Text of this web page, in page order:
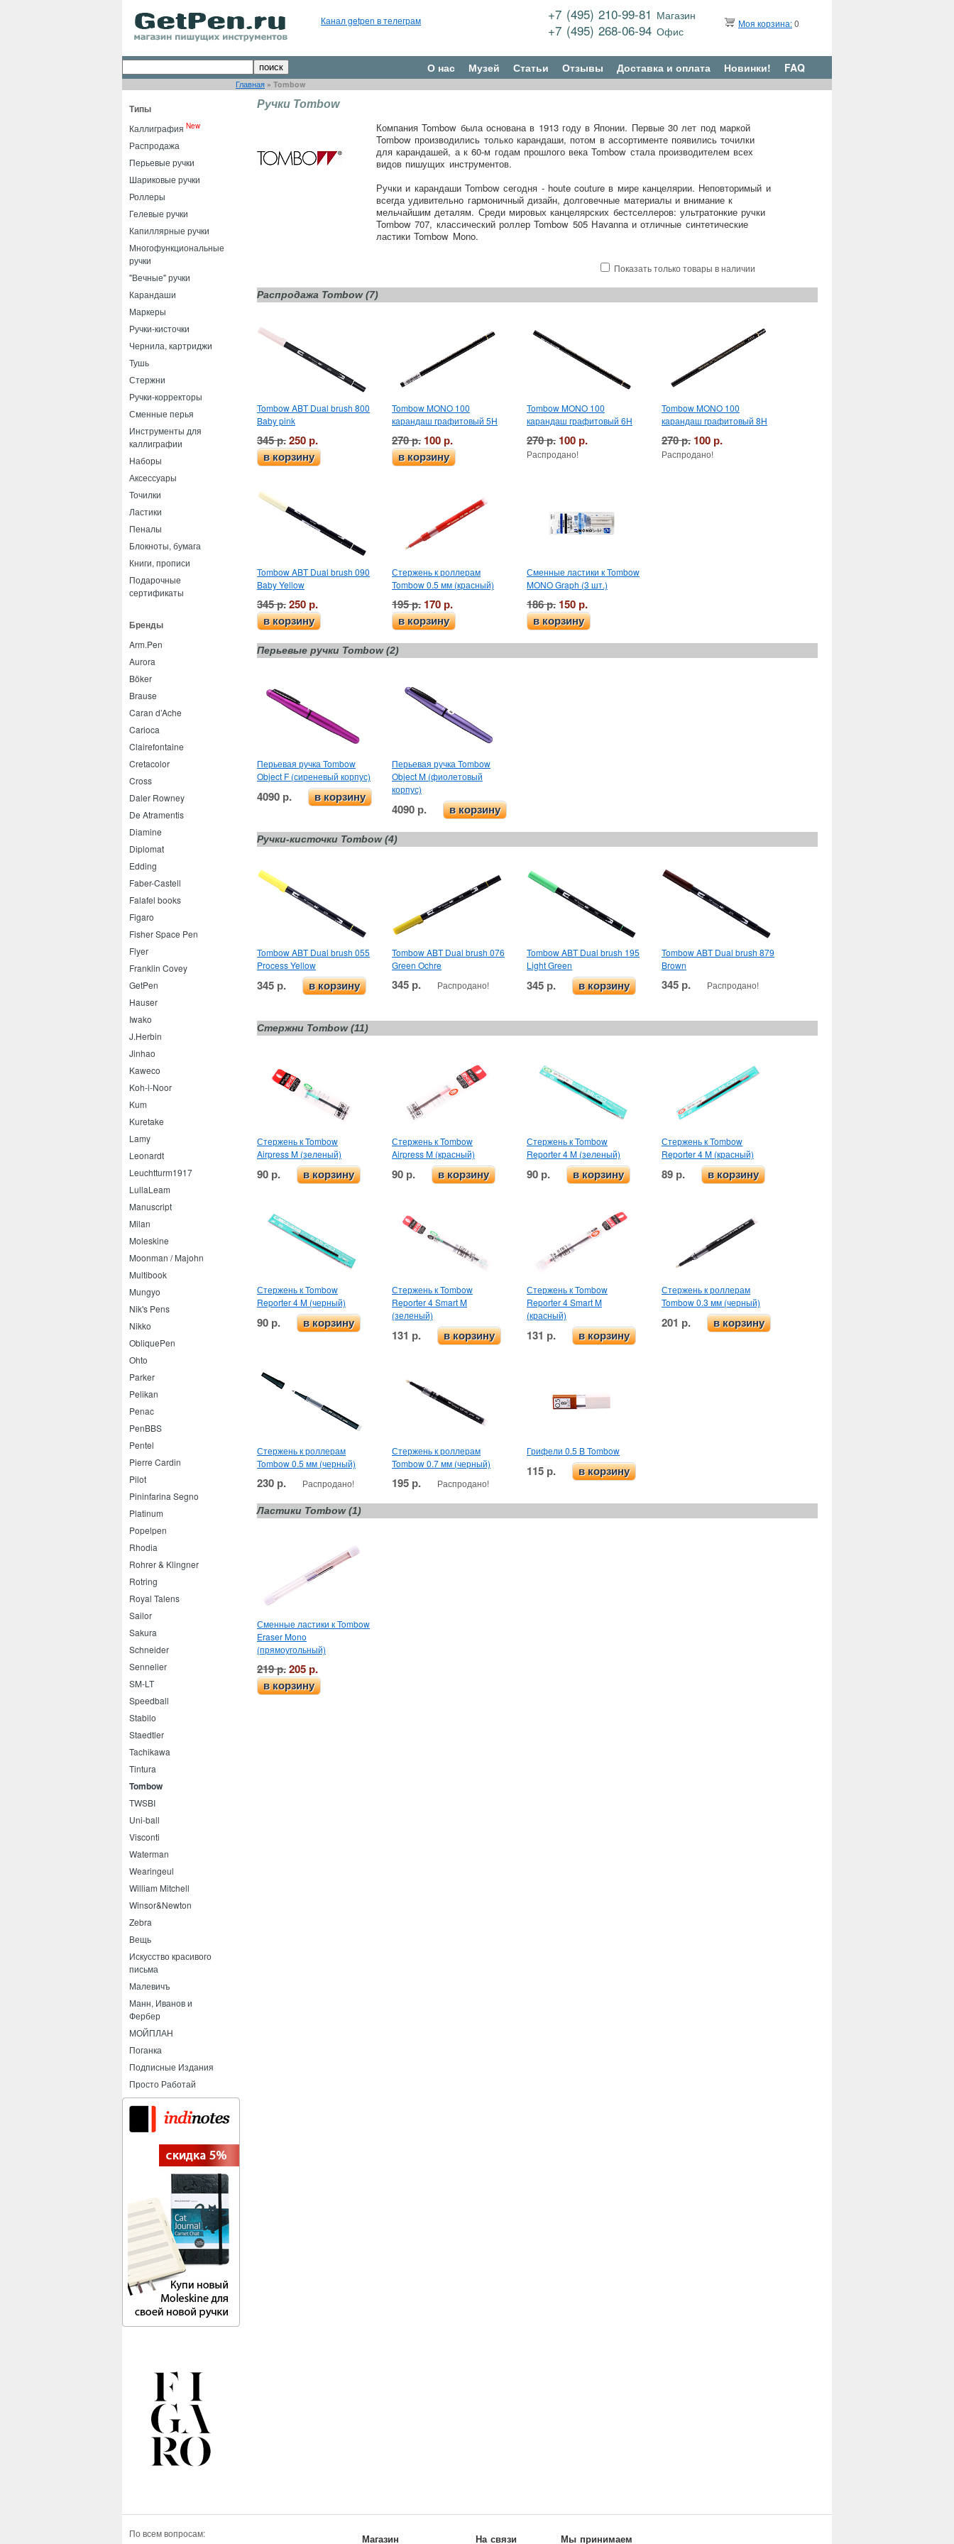
Канал getpen в телеграм +7 (495) 210-99-81 Магазин
+7 (495) 268-06-94Офис
Моя корзина:0
О нас Музей Статьи Отзывы Доставка и оплата Новинки! FAQ
Главная » Tombow
Типы
Каллиграфия New
Распродажа
Перьевые ручки
Шариковые ручки
Роллеры
Гелевые ручки
Капиллярные ручки
Многофункциональные
ручки
"Вечные" ручки
Карандаши
Маркеры
Ручки-кисточки
Чернила, картриджи
Тушь
Стержни
Ручки-корректоры
Сменные перья
Инструменты для
каллиграфии
Наборы
Аксессуары
Точилки
Ластики
Пеналы
Блокноты, бумага
Книги, прописи
Подарочные
сертификаты
Бренды
Arm.Pen
Aurora
Böker
Brause
Caran d’Ache
Carioca
Clairefontaine
Cretacolor
Cross
Daler Rowney
De Atramentis
Diamine
Diplomat
Edding
Faber-Castell
Falafel books
Figaro
Fisher Space Pen
Flyer
Franklin Covey
GetPen
Hauser
Iwako
J.Herbin
Jinhao
Kaweco
Koh-i-Noor
Kum
Kuretake
Lamy
Leonardt
Leuchtturm1917
LullaLeam
Manuscript
Milan
Moleskine
Moonman / Majohn
Multibook
Mungyo
Nik's Pens
Nikko
ObliquePen
Ohto
Parker
Pelikan
Penac
PenBBS
Pentel
Pierre Cardin
Pilot
Pininfarina Segno
Platinum
Popelpen
Rhodia
Rohrer & Klingner
Rotring
Royal Talens
Sailor
Sakura
Schneider
Sennelier
SM-LT
Speedball
Stabilo
Staedtler
Tachikawa
Tintura
Tombow
TWSBI
Uni-ball
Visconti
Waterman
Wearingeul
William Mitchell
Winsor&Newton
Zebra
Вещь
Искусство красивого
письма
Малевичъ
Манн, Иванов и
Фербер
МОЙПЛАН
Поганка
Подписные Издания
Просто Работай
Ручки Tombow
Компания Tombow была основана в 1913 году в Японии. Первые 30 лет под маркой
Tombow производились только карандаши, потом в ассортименте появились точилки
для карандашей, а к 60-м годам прошлого века Tombow стала производителем всех
видов пишущих инструментов.
Ручки и карандаши Tombow сегодня - houte couture в мире канцелярии. Неповторимый и
всегда удивительно гармоничный дизайн, долговечные материалы и внимание к
мельчайшим деталям. Среди мировых канцелярских бестселлеров: ультратонкие ручки
Tombow 707, классический роллер Tombow 505 Havanna и отличные синтетические
ластики Tombow Mono.
Показать только товары в наличии
Распродажа Tombow (7)
Tombow ABT Dual brush 800
Baby pink
345 р.250 р.
в корзину
Tombow MONO 100
карандаш графитовый 5H
270 р. 100 р.
в корзину
Tombow MONO 100
карандаш графитовый 6H
270 р. 100 р.
Распродано!
Tombow MONO 100
карандаш графитовый 8H
270 р. 100 р.
Распродано!
Tombow ABT Dual brush 090
Baby Yellow
345 р.250 р.
в корзину
Стержень к роллерам
Tombow 0.5 мм (красный)
195 р. 170 р.
в корзину
Сменные ластики к Tombow
MONO Graph (3 шт.)
186 р. 150 р.
в корзину
Перьевые ручки Tombow (2)
Перьевая ручка Tombow
Object F (сиреневый корпус)
4090 р. в корзину
Перьевая ручка Tombow
Object M (фиолетовый
корпус)
4090 р. в корзину
Ручки-кисточки Tombow (4)
Tombow ABT Dual brush 055
Process Yellow
345 р. в корзину
Tombow ABT Dual brush 076
Green Ochre
345 р. Распродано!
Tombow ABT Dual brush 195
Light Green
345 р. в корзину
Tombow ABT Dual brush 879
Brown
345 р. Распродано!
Стержни Tombow (11)
Стержень к Tombow
Airpress M (зеленый)
90 р. в корзину
Стержень к Tombow
Airpress M (красный)
90 р. в корзину
Стержень к Tombow
Reporter 4 M (зеленый)
90 р. в корзину
Стержень к Tombow
Reporter 4 M (красный)
89 р. в корзину
Стержень к Tombow
Reporter 4 M (черный)
90 р. в корзину
Стержень к Tombow
Reporter 4 Smart M
(зеленый)
131 р. в корзину
Стержень к Tombow
Reporter 4 Smart M
(красный)
131 р. в корзину
Стержень к роллерам
Tombow 0.3 мм (черный)
201 р. в корзину
Стержень к роллерам
Tombow 0.5 мм (черный)
230 р. Распродано!
Стержень к роллерам
Tombow 0.7 мм (черный)
195 р. Распродано!
Грифели 0.5 B Tombow
115 р. в корзину
Ластики Tombow (1)
Сменные ластики к Tombow
Eraser Mono
(прямоугольный)
219 р.205 р.
в корзину
По всем вопросам: Магазин На связи Мы принимаем